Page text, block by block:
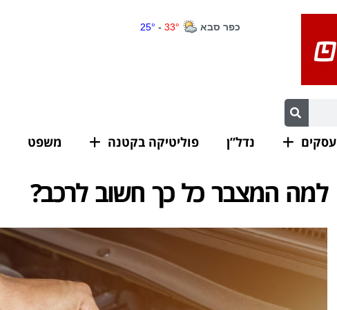
עסקים נדל”ן פוליטיקה בקטנה משפט
למה המצבר כל כך חשוב לרכב?